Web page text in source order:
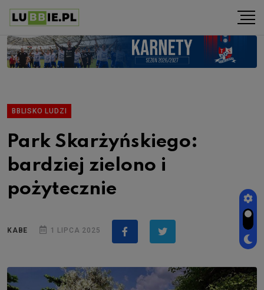
BBLISKO LUDZI
Park Skarżyńskiego:
bardziej zielono i
pożytecznie
KABE 1 LIPCA 2025